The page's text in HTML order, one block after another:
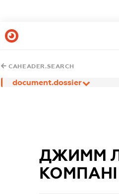
CAHEADER.SEARCH
document.dossier
ДЖИММ
КОМПАНІ